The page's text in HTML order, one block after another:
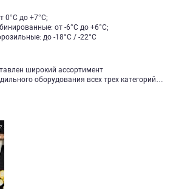
0°С до +7°С;
от -6°С до +6°С;
до -18°С / -22°С
широкий ассортимент
оборудования всех трех категорий…